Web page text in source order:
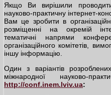
Якщо Ви вирішили
науково-практичну інтернет-
Вам це зробити в
розміщенні на окремій
тематичні напрями
організаційного комітетів,
іншу інформацію.
Один з варіантів
міжнародної науково-
http://conf.inem.lviv.ua: